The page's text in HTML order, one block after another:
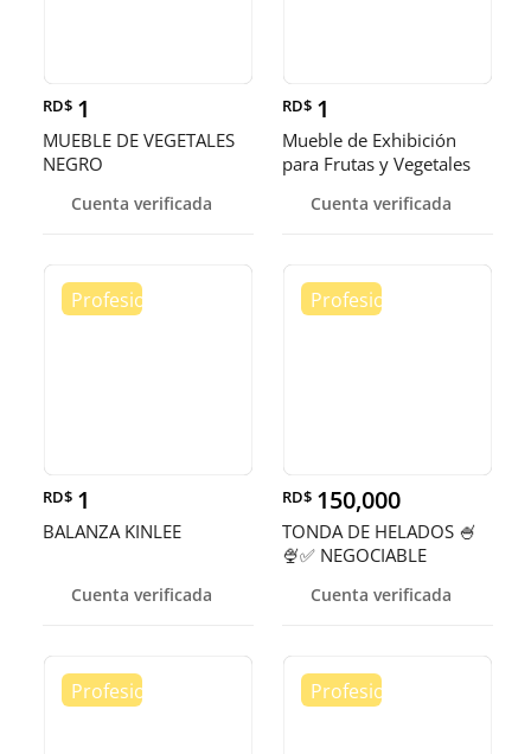
RD$ 1
MUEBLE DE VEGETALES
NEGRO
Cuenta verificada
RD$ 1
Mueble de Exhibición
para Frutas y Vegetales
Cuenta verificada
RD$ 1
BALANZA KINLEE
Cuenta verificada
RD$ 150,000
TONDA DE HELADOS 🍧
🍨✅ NEGOCIABLE
Cuenta verificada